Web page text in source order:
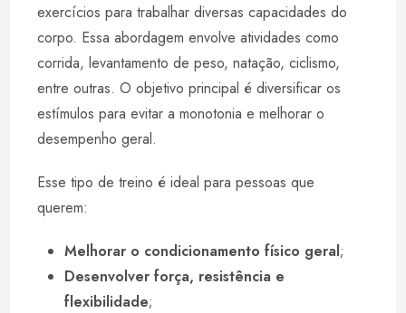
exercícios para trabalhar diversas capacidades do
corpo. Essa abordagem envolve atividades como
corrida, levantamento de peso, natação, ciclismo,
entre outras. O objetivo principal é diversificar os
estímulos para evitar a monotonia e melhorar o
desempenho geral.
Esse tipo de treino é ideal para pessoas que
querem:
Melhorar o condicionamento físico geral;
Desenvolver força, resistência e
flexibilidade;